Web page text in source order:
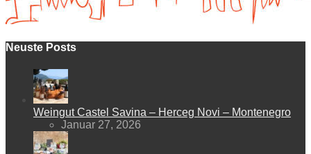
Neuste Posts
Weingut Castel Savina – Herceg Novi – Montenegro
Januar 27, 2026